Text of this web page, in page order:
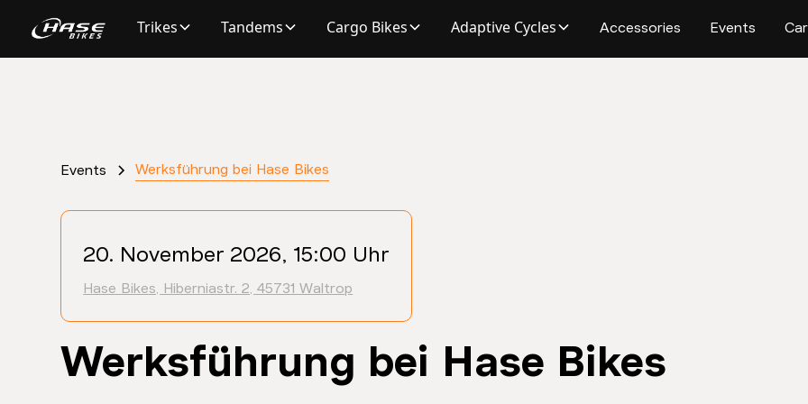
Trikes Tandems Cargo Bikes Adaptive Cycles Accessories Events
Events Werksführung bei Hase Bikes
20. November 2026, 15:00 Uhr
Hase Bikes, Hiberniastr. 2, 45731 Waltrop
Werksführung bei Hase Bikes